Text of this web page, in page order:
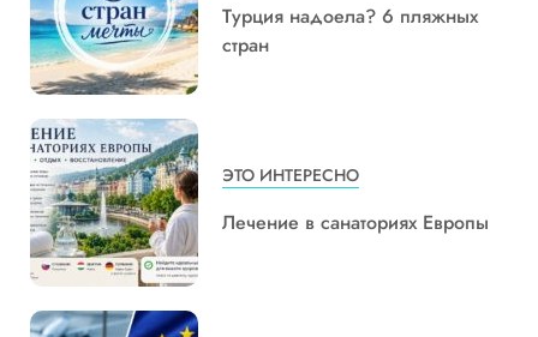
Турция надоела? 6 пляжных
стран
ЭТО ИНТЕРЕСНО
Лечение в санаториях Европы